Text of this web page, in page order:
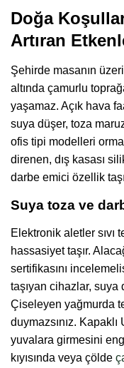
Doğa
Artıran
Şehirde masanın
altında çamurlu
yaşamaz. Açık hava
suya düşer, toza
ofis tipi modelleri
direnen, dış kasası
darbe emici özellik
Suya toza ve
Elektronik aletler sıvı
hassasiyet taşır.
sertifikasını
taşıyan cihazlar,
Çiseleyen yağmurda
duymazsınız.
yuvalara girmesini
kıyısında veya çölde